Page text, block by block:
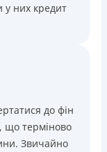
у них кредит
до фін
що терміново
Звичайно